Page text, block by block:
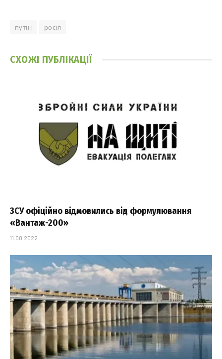
путін росія
СХОЖІ ПУБЛІКАЦІЇ
ЗСУ офіційно відмовились від формулювання
«Вантаж-200»
11.08.2022